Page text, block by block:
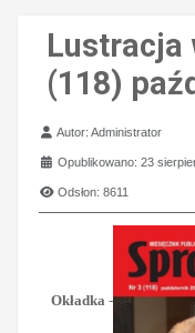
Lustracja
(118)
Szczegóły
Autor:Administrator
Opublikowano: 23
Odsłon: 8611
Okładka -